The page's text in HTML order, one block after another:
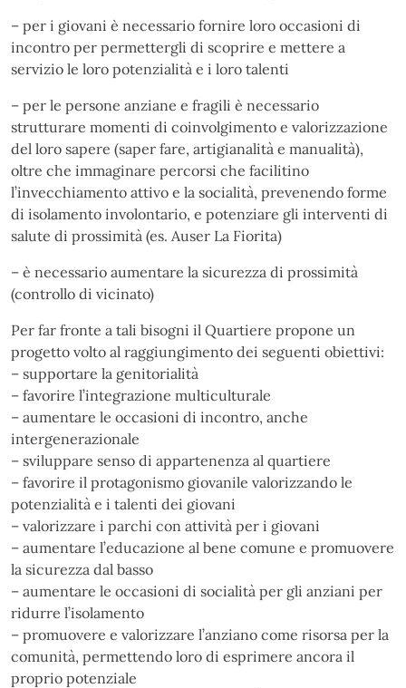
– per i giovani è necessario fornire loro occasioni di
incontro per permettergli di scoprire e mettere a
servizio le loro potenzialità e i loro talenti
– per le persone anziane e fragili è necessario
strutturare momenti di coinvolgimento e valorizzazione
del loro sapere (saper fare, artigianalità e manualità),
oltre che immaginare percorsi che facilitino
l’invecchiamento attivo e la socialità, prevenendo forme
di isolamento involontario, e potenziare gli interventi di
salute di prossimità (es. Auser La Fiorita)
– è necessario aumentare la sicurezza di prossimità
(controllo di vicinato)
Per far fronte a tali bisogni il Quartiere propone un
progetto volto al raggiungimento dei seguenti obiettivi:
– supportare la genitorialità
– favorire l’integrazione multiculturale
– aumentare le occasioni di incontro, anche
intergenerazionale
– sviluppare senso di appartenenza al quartiere
– favorire il protagonismo giovanile valorizzando le
potenzialità e i talenti dei giovani
– valorizzare i parchi con attività per i giovani
– aumentare l’educazione al bene comune e promuovere
la sicurezza dal basso
– aumentare le occasioni di socialità per gli anziani per
ridurre l’isolamento
– promuovere e valorizzare l’anziano come risorsa per la
comunità, permettendo loro di esprimere ancora il
proprio potenziale